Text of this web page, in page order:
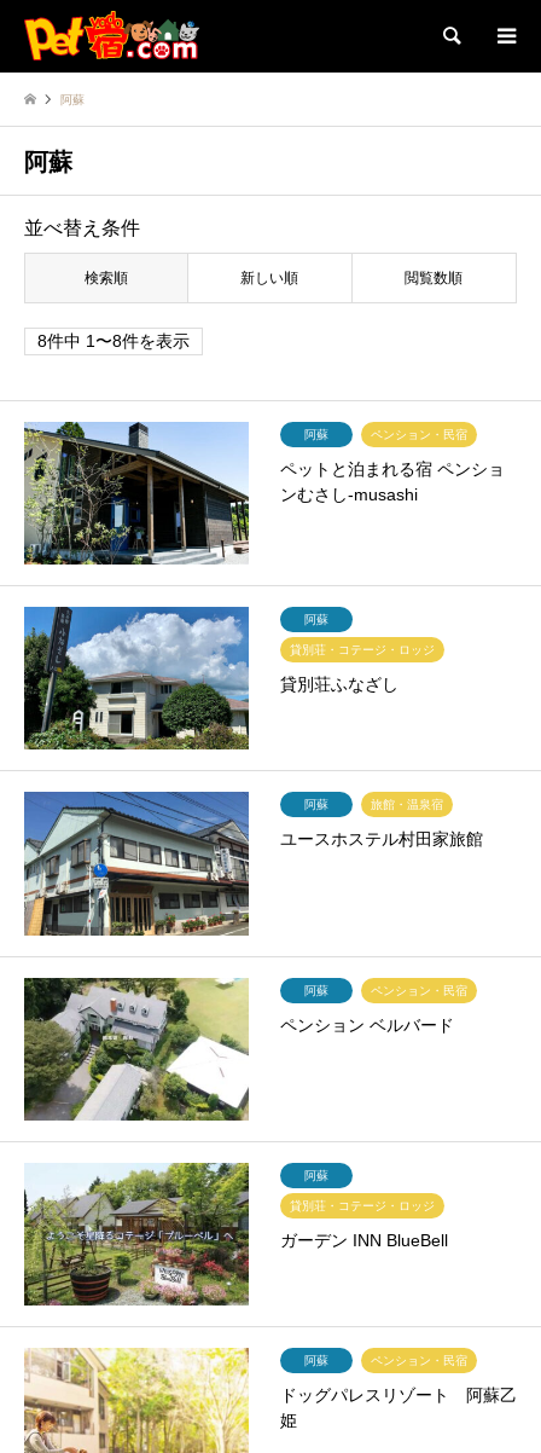
検索
阿蘇
阿蘇
並べ替え条件
検索順 新しい順 閲覧数順
8件中 1〜8件を表示
阿蘇 ペンション・民宿
ペットと泊まれる宿 ペンショ
ンむさし-musashi
阿蘇
貸別荘・コテージ・ロッジ
貸別荘ふなざし
阿蘇 旅館・温泉宿
ユースホステル村田家旅館
阿蘇 ペンション・民宿
ペンション ベルバード
阿蘇
貸別荘・コテージ・ロッジ
ガーデン INN BlueBell
阿蘇 ペンション・民宿
ドッグパレスリゾート 阿蘇乙
姫